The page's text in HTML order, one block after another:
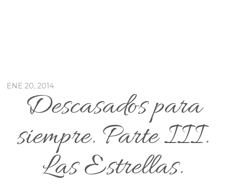
ENE 20, 2014
Descasados para
siempre. Parte III.
Las Estrellas.